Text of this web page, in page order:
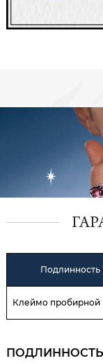
Клеймо пробирной